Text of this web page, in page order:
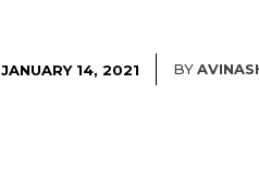
JANUARY 14, 2021 BY